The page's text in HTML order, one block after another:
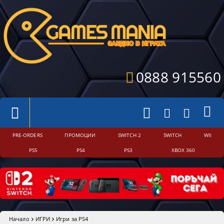
0888 915560
PRE-ORDERS ПРОМОЦИИ SWITCH 2 SWITCH WII
PS5 PS4 PS3 XBOX 360
Начало ИГРИ Игри за PS4